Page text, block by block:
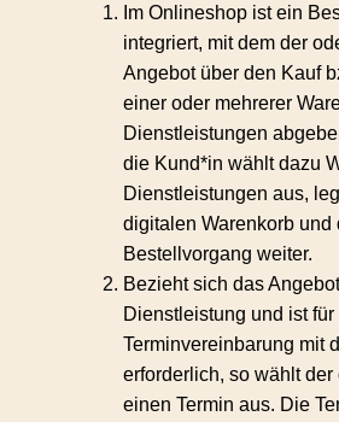
Im Onlineshop ist ein
integriert, mit dem der
Angebot über den Kauf
einer oder mehrerer
Dienstleistungen
die Kund*in wählt dazu
Dienstleistungen aus,
digitalen Warenkorb und
Bestellvorgang weiter.
Bezieht sich das
Dienstleistung und ist
Terminvereinbarung mit
erforderlich, so wählt
einen Termin aus. Die